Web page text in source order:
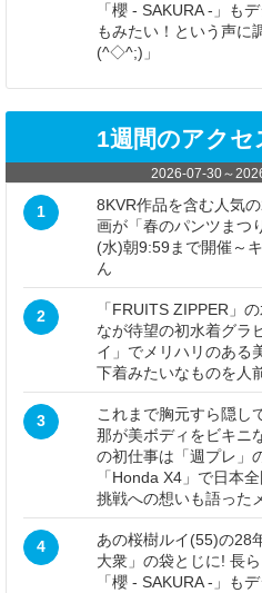
「櫻 - SAKURA -」も
もみたい！という声に
(^◇^;)」
1週間のアク
2026-07-30～
1
8KVR作品を含む人気
画が「春のパンツまつ
(水)朝9:59まで開催～
ん
2
「FRUITS ZIPPER」
なが待望の初水着グラ
イ」でメリハリのある
下着みたいなものを人
3
これまで胸元すら隠し
那が美ボディをビキニ
の初仕事は「週プレ」
「Honda X4」で日本
挑戦への想いも語った
4
あの桜樹ルイ(55)の28
大衆」の袋とじに! 長
「櫻 - SAKURA -」も